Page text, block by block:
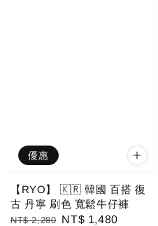
優惠
【RYO】 🇰🇷 韓國 百搭 復
古 丹寧 刷色 寬鬆牛仔褲
Regular
NT$ 2,280 Sale
NT$ 1,480